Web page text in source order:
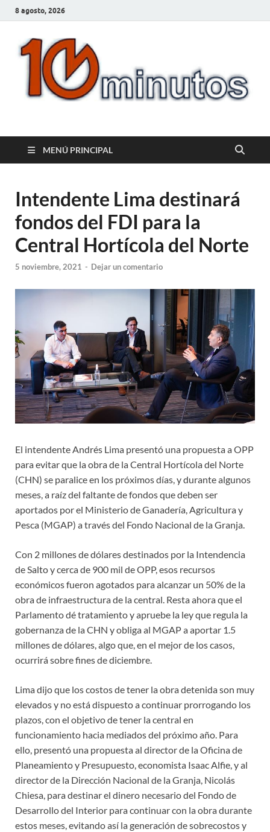
8 agosto, 2026
10minutos.com.uy
MENÚ PRINCIPAL
Intendente Lima destinará
fondos del FDI para la
Central Hortícola del Norte
5 noviembre, 2021 - Dejar un comentario
El intendente Andrés Lima presentó una propuesta a OPP
para evitar que la obra de la Central Hortícola del Norte
(CHN) se paralice en los próximos días, y durante algunos
meses, a raíz del faltante de fondos que deben ser
aportados por el Ministerio de Ganadería, Agricultura y
Pesca (MGAP) a través del Fondo Nacional de la Granja.
Con 2 millones de dólares destinados por la Intendencia
de Salto y cerca de 900 mil de OPP, esos recursos
económicos fueron agotados para alcanzar un 50% de la
obra de infraestructura de la central. Resta ahora que el
Parlamento dé tratamiento y apruebe la ley que regula la
gobernanza de la CHN y obliga al MGAP a aportar 1.5
millones de dólares, algo que, en el mejor de los casos,
ocurrirá sobre fines de diciembre.
Lima dijo que los costos de tener la obra detenida son muy
elevados y no está dispuesto a continuar prorrogando los
plazos, con el objetivo de tener la central en
funcionamiento hacia mediados del próximo año. Para
ello, presentó una propuesta al director de la Oficina de
Planeamiento y Presupuesto, economista Isaac Alfie, y al
director de la Dirección Nacional de la Granja, Nicolás
Chiesa, para destinar el dinero necesario del Fondo de
Desarrollo del Interior para continuar con la obra durante
estos meses, evitando así la generación de sobrecostos y